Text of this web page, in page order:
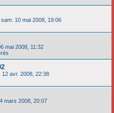
sam. 10 mai 2008, 19:06
mai 2008, 11:32
12 avr. 2008, 22:38
mars 2008, 20:07